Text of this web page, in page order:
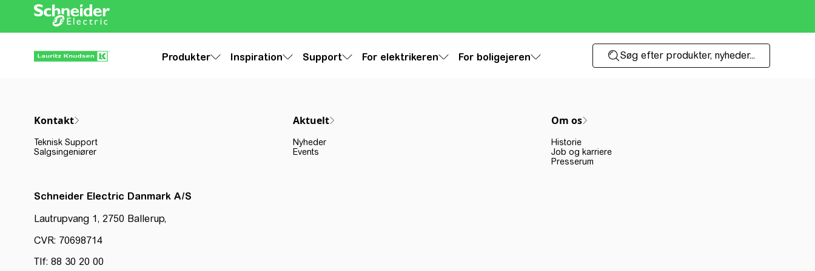
Produkter Inspiration Support For elektrikeren For boligejeren Søg efter produkter, nyheder...
Kontakt
Teknisk Support
Salgsingeniører
Aktuelt
Nyheder
Events
Om os
Historie
Job og karriere
Presserum
Schneider Electric Danmark A/S
Lautrupvang 1, 2750 Ballerup,
CVR: 70698714
Tlf: 88 30 20 00